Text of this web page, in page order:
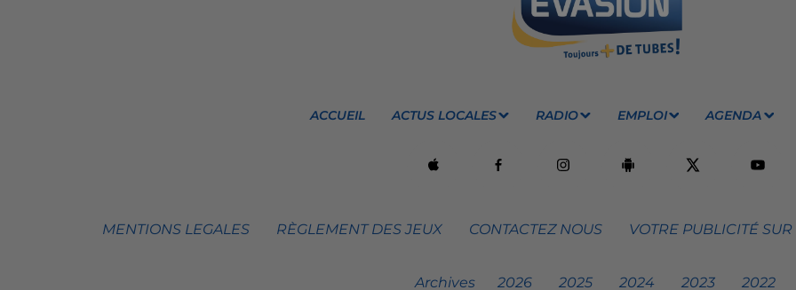
ACCUEIL ACTUS LOCALES RADIO EMPLOI AGENDA
MENTIONS LEGALES RÈGLEMENT DES JEUX CONTACTEZ NOUS VOTRE PUBLICITÉ
Archives 2026 2025 2024 2023 2022